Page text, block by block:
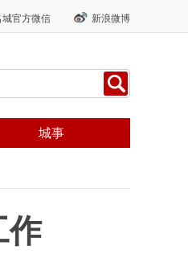
城官方微信 新浪微博
城事
作